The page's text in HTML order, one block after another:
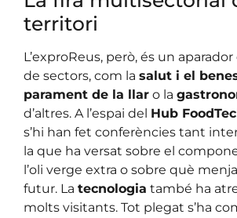
territori
L’exproReus, però, és un
de sectors, com la salut i el
parament de la llar o la
d’altres. A l’espai del Hub
s’hi han fet conferències tant
la que ha versat sobre el
l’oli verge extra o sobre què
futur. La tecnologia també ha
molts visitants. Tot plegat s’ha